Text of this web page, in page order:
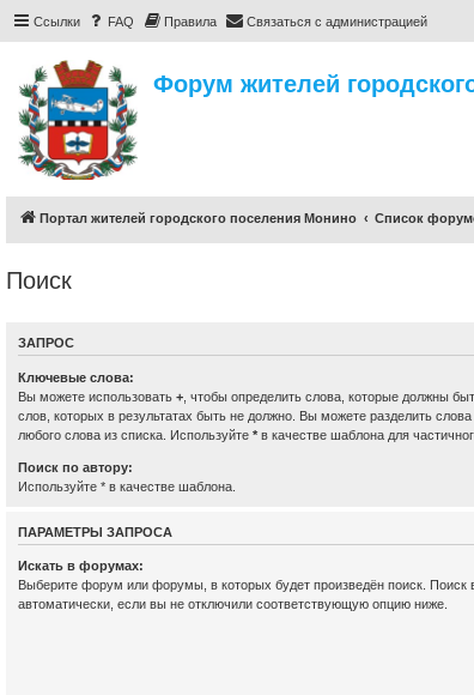
Ссылки FAQ Правила Связаться с администрацией
Форум жителей
Портал жителей городского поселения Монино Список
Поиск
ЗАПРОС
Ключевые слова:
Вы можете использовать + , чтобы определить слова, которые должны
слов, которых в результатах быть не должно. Вы можете разделить
любого слова из списка. Используйте * в качестве шаблона для
Поиск по автору:
Используйте * в качестве шаблона.
ПАРАМЕТРЫ ЗАПРОСА
Искать в форумах:
Выберите форум или форумы, в которых будет произведён поиск. Поиск
автоматически, если вы не отключили соответствующую опцию ниже.